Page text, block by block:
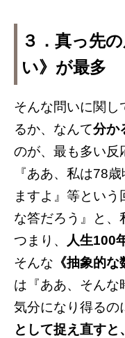
３．真っ先
い》が最多
そんな問いに関し
るか、なんて分か
のが、最も多い反
『ああ、私は78
ますよ』等とい
な答だろう』と、
つまり、 人生100
そんな 《抽象的な
は『ああ、そんな
気分になり得るの
として捉え直す